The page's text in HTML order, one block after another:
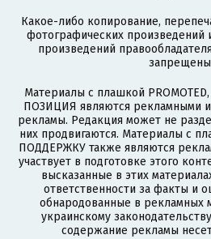
Какое-либо копирование,
фотографических произведений
произведений
Материалы с плашкой
ПОЗИЦИЯ являются рекламными и
рекламы. Редакция может не
них продвигаются. Материалы с
ПОДДЕРЖКУ также являются
участвует в подготовке этого
высказанные в этих
ответственности за факты и
обнародованные в рекламных
украинскому
содержание рекламы